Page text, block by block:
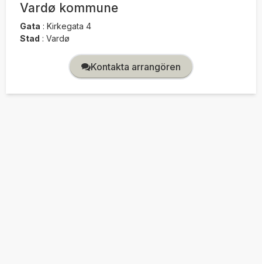
Vardø kommune
Gata : Kirkegata 4
Stad : Vardø
Kontakta arrangören